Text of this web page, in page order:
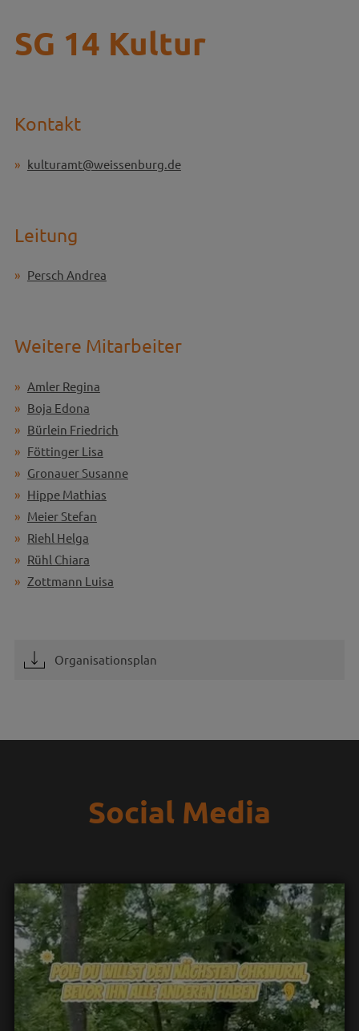
SG 14 Kultur
Kontakt
kulturamt@weissenburg.de
Leitung
Persch Andrea
Weitere Mitarbeiter
Amler Regina
Boja Edona
Bürlein Friedrich
Föttinger Lisa
Gronauer Susanne
Hippe Mathias
Meier Stefan
Riehl Helga
Rühl Chiara
Zottmann Luisa
Organisationsplan
Social Media